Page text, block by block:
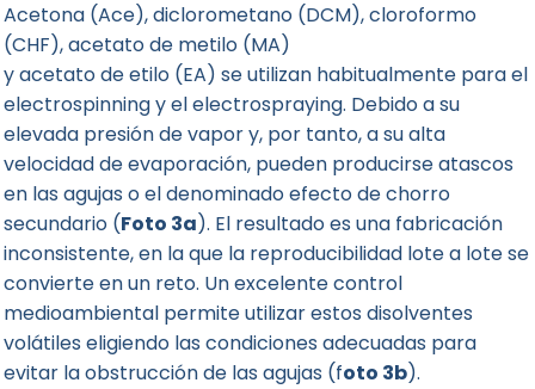
Acetona (Ace), diclorometano (DCM), cloroformo
(CHF), acetato de metilo (MA)
y acetato de etilo (EA) se utilizan habitualmente para el
electrospinning y el electrospraying. Debido a su
elevada presión de vapor y, por tanto, a su alta
velocidad de evaporación, pueden producirse atascos
en las agujas o el denominado efecto de chorro
secundario (Foto 3a). El resultado es una fabricación
inconsistente, en la que la reproducibilidad lote a lote se
convierte en un reto. Un excelente control
medioambiental permite utilizar estos disolventes
volátiles eligiendo las condiciones adecuadas para
evitar la obstrucción de las agujas (foto 3b).